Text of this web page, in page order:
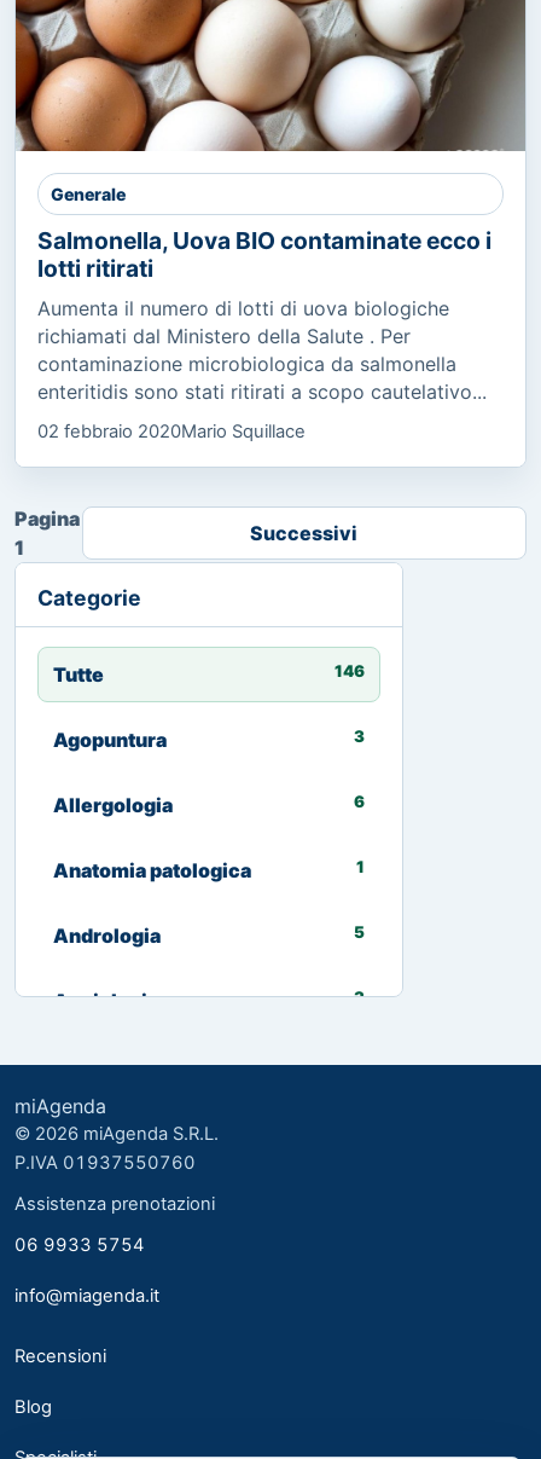
Categorie
Tutte 146
Agopuntura 3
Allergologia 6
Anatomia patologica 1
Andrologia 5
Angiologia 3
Biologo nutrizionista 13
Cardiologia
Chirurgia Generale
6
Generale
Salmonella, Uova BIO contaminate ecco i
lotti ritirati
Aumenta il numero di lotti di uova biologiche
richiamati dal Ministero della Salute . Per
contaminazione microbiologica da salmonella
enteritidis sono stati ritirati a scopo cautelativo...
02 febbraio 2020Mario Squillace
Pagina
1
Successivi
miAgenda
© 2026 miAgenda S.R.L.
P.IVA 01937550760
Assistenza prenotazioni
06 9933 5754
info@miagenda.it
Recensioni
Blog